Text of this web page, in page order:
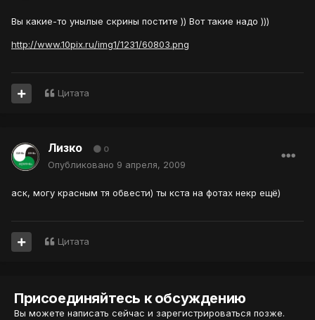
Вы какие-то унылые скрины постите )) Вот такие надо )))
http://www.10pix.ru/img1/1231/60803.png
Цитата
Лизко 0
Опубликовано 9 апреля, 2009
аск, могу красным тя обвести) ты кста на фотах некр ещё)
Цитата
Присоединяйтесь к обсуждению
Вы можете написать сейчас и зарегистрироваться позже.